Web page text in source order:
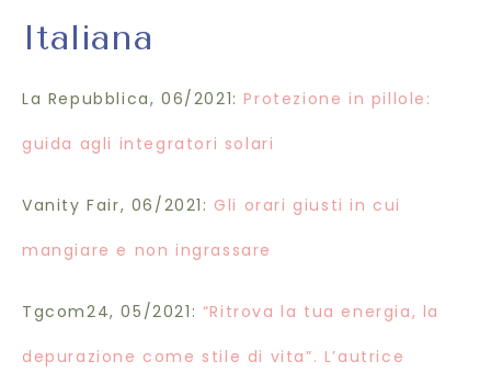
Italiana
La Repubblica, 06/2021: Protezione in pillole:
guida agli integratori solari
Vanity Fair, 06/2021: Gli orari giusti in cui
mangiare e non ingrassare
Tgcom24, 05/2021: “Ritrova la tua energia, la
depurazione come stile di vita”. L’autrice